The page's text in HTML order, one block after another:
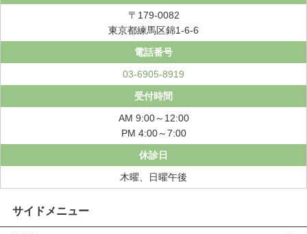
〒179-0082
東京都練馬区錦1-6-6
電話番号
03-6905-8919
受付時間
AM 9:00～12:00
PM 4:00～7:00
休診日
木曜、日曜午後
サイドメニュー